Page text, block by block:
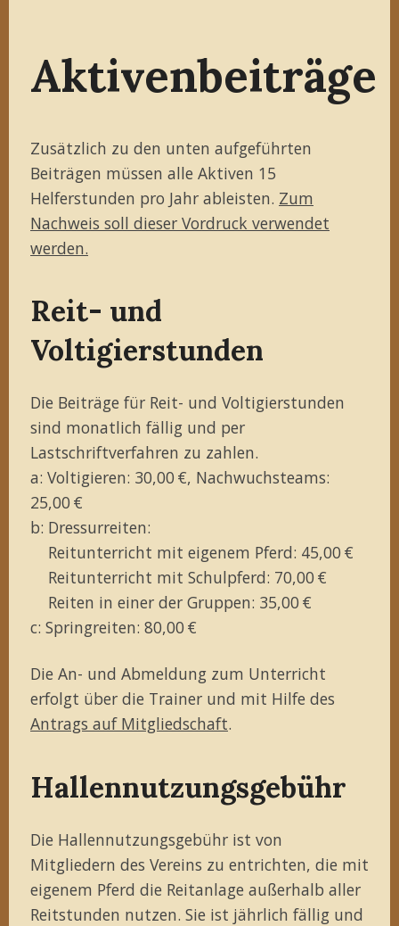
Aktivenbeiträge
Zusätzlich zu den unten aufgeführten
Beiträgen müssen alle Aktiven 15
Helferstunden pro Jahr ableisten. Zum
Nachweis soll dieser Vordruck verwendet
werden.
Reit- und
Voltigierstunden
Die Beiträge für Reit- und Voltigierstunden
sind monatlich fällig und per
Lastschriftverfahren zu zahlen.
a: Voltigieren: 30,00 €, Nachwuchsteams:
25,00 €
b: Dressurreiten:
Reitunterricht mit eigenem Pferd: 45,00 €
Reitunterricht mit Schulpferd: 70,00 €
Reiten in einer der Gruppen: 35,00 €
c: Springreiten: 80,00 €
Die An- und Abmeldung zum Unterricht
erfolgt über die Trainer und mit Hilfe des
Antrags auf Mitgliedschaft.
Hallennutzungsgebühr
Die Hallennutzungsgebühr ist von
Mitgliedern des Vereins zu entrichten, die mit
eigenem Pferd die Reitanlage außerhalb aller
Reitstunden nutzen. Sie ist jährlich fällig und